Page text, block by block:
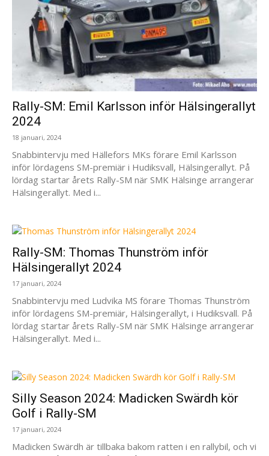
Rally-SM: Emil Karlsson inför Hälsingerallyt
2024
18 januari, 2024
Snabbintervju med Hällefors MKs förare Emil Karlsson
inför lördagens SM-premiär i Hudiksvall, Hälsingerallyt. På
lördag startar årets Rally-SM när SMK Hälsinge arrangerar
Hälsingerallyt. Med i...
Rally-SM: Thomas Thunström inför
Hälsingerallyt 2024
17 januari, 2024
Snabbintervju med Ludvika MS förare Thomas Thunström
inför lördagens SM-premiär, Hälsingerallyt, i Hudiksvall. På
lördag startar årets Rally-SM när SMK Hälsinge arrangerar
Hälsingerallyt. Med i...
Silly Season 2024: Madicken Swärdh kör
Golf i Rally-SM
17 januari, 2024
Madicken Swärdh är tillbaka bakom ratten i en rallybil, och vi